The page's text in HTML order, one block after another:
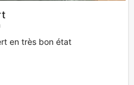
en très bon état